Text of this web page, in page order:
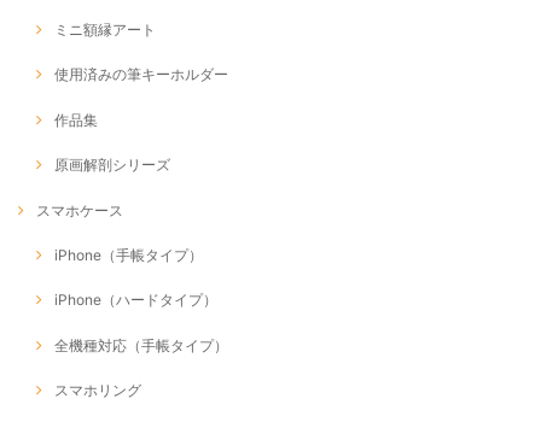
ミニ額縁アート
使用済みの筆キーホルダー
作品集
原画解剖シリーズ
スマホケース
iPhone（手帳タイプ）
iPhone（ハードタイプ）
全機種対応（手帳タイプ）
スマホリング